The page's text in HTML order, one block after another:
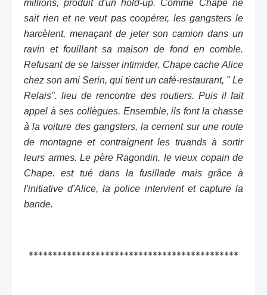
millions, produit d'un hold-up. Comme Chape ne
sait rien et ne veut pas coopérer, les gangsters le
harcèlent, menaçant de jeter son camion dans un
ravin et fouillant sa maison de fond en comble.
Refusant de se laisser intimider, Chape cache Alice
chez son ami Serin, qui tient un café-restaurant, " Le
Relais". lieu de rencontre des routiers. Puis il fait
appel à ses collègues. Ensemble, ils font la chasse
à la voiture des gangsters, la cernent sur une route
de montagne et contraignent les truands à sortir
leurs armes. Le père Ragondin, le vieux copain de
Chape. est tué dans la fusillade mais grâce à
l'initiative d'Alice, la police intervient et capture la
bande.
********************************************